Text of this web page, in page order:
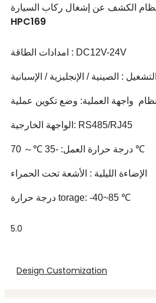
الكشف عن إشغال ركاب السيارة
HPC169
امدادات الطاقة : DC12V-24V
: الصينية / الإنجليزية / الإسبانية
واجهة العملية:
الواجهة الخارجية: RS485/RJ45
درجة حرارة العمل: -35
℃～ ℃
الإضاءة الليلية : الأشعة تحت الحمراء
درجة حرارة torage: -40~85 ℃
5.0
Design Customization